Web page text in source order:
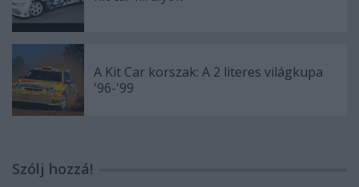
A Kit Car korszak: A 2 literes világkupa
'96-'99
Szólj hozzá!